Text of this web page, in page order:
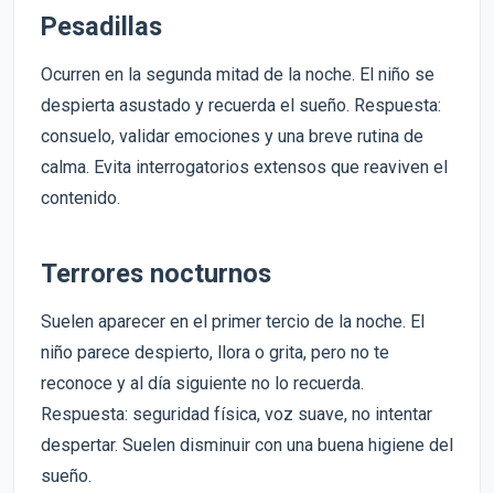
Pesadillas
Ocurren en la segunda mitad de la noche. El niño se
despierta asustado y recuerda el sueño. Respuesta:
consuelo, validar emociones y una breve rutina de
calma. Evita interrogatorios extensos que reaviven el
contenido.
Terrores nocturnos
Suelen aparecer en el primer tercio de la noche. El
niño parece despierto, llora o grita, pero no te
reconoce y al día siguiente no lo recuerda.
Respuesta: seguridad física, voz suave, no intentar
despertar. Suelen disminuir con una buena higiene del
sueño.